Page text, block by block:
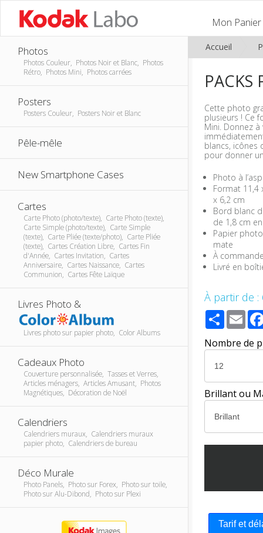
Mon Panier
Photos
Photos Couleur, Photos Noir et Blanc, Photos
Rétro, Photos Mini, Photos carrées
Posters
Posters Couleur, Posters Noir et Blanc
Pêle-mêle
New Smartphone Cases
Cartes
Carte Photo (photo/texte), Carte Photo (texte),
Carte Simple (photo/texte), Carte Simple
(texte), Carte Pliée (texte/photo), Carte Pliée
(texte), Cartes Création Libre, Cartes Fin
d'Année, Cartes Invitation, Cartes
Anniversaire, Cartes Naissance, Cartes
Communion, Cartes Fête Laïque
Livres Photo &
Livres photo sur papier photo, Color Albums
Cadeaux Photo
Couverture personnalisée, Tasses et Verres,
Articles ménagers, Articles Amusant, Photos
Magnétiques, Décoration de Noël
Calendriers
Calendriers muraux, Calendriers muraux
papier photo, Calendriers de bureau
Déco Murale
Photo Panels, Photo sur Forex, Photo sur toile,
Photo sur Alu-Dibond, Photo sur Plexi
Accueil
PACKS
Cette photo
plusieurs ! Ce
Mini. Donnez
blancs, icônes
pour donner
Photo à
Format 11,4
x 6,2 cm
Bord blanc
de 1,8 cm
Papier
mate
À
Livré en
À partir de :
Share
Nombre de
Brillant ou
Tarif et